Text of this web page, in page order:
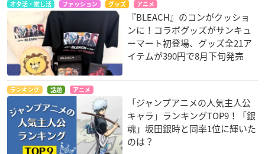
オタ活・推し活 ファッション グッズ アニメ
『BLEACH』のコンがクッショ
ンに！コラボグッズがサンキュ
ーマート初登場、グッズ全21ア
イテムが390円で8月下旬発売
ランキング 話題 アニメ
「ジャンプアニメの人気主人公
キャラ」ランキングTOP9！「銀
魂」坂田銀時と同率1位に輝いた
のは？